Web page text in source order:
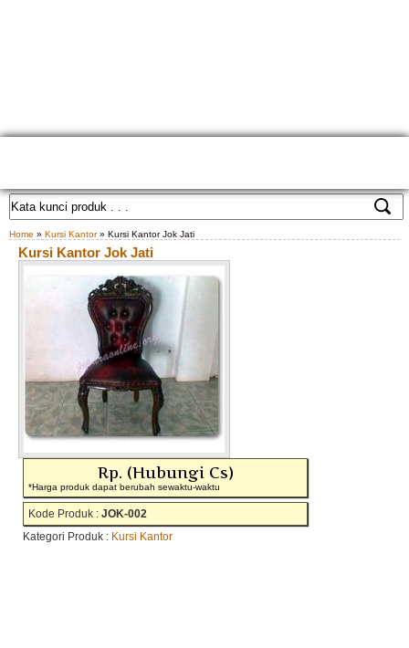
Home » Kursi Kantor» Kursi Kantor Jok Jati
Kursi Kantor Jok Jati
Rp. (Hubungi Cs)
*Harga produk dapat berubah sewaktu-waktu
Kode Produk : JOK-002
Kategori Produk : Kursi Kantor